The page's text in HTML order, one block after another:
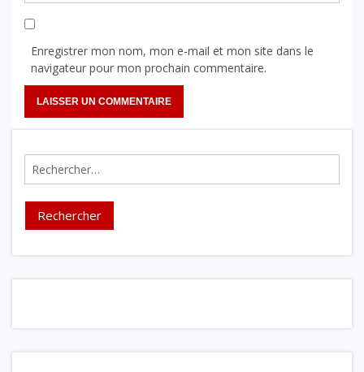
Enregistrer mon nom, mon e-mail et mon site dans le
navigateur pour mon prochain commentaire.
Rechercher :